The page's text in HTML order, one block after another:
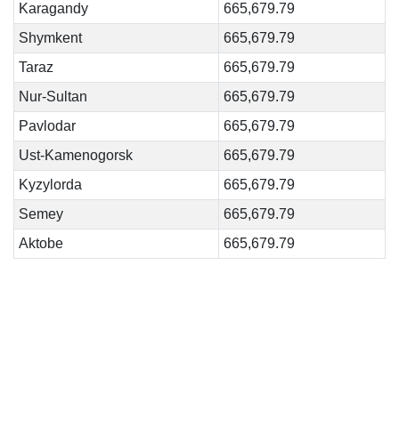
Karagandy
665,679.79
Shymkent
665,679.79
Taraz
665,679.79
Nur-Sultan
665,679.79
Pavlodar
665,679.79
Ust-Kamenogorsk
665,679.79
Kyzylorda
665,679.79
Semey
665,679.79
Aktobe
665,679.79